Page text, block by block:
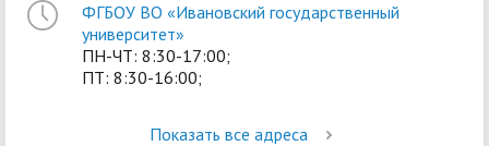
ФГБОУ ВО «Ивановский государственный
университет»
ПН-ЧТ: 8:30-17:00;
ПТ: 8:30-16:00;
Показать все адреса